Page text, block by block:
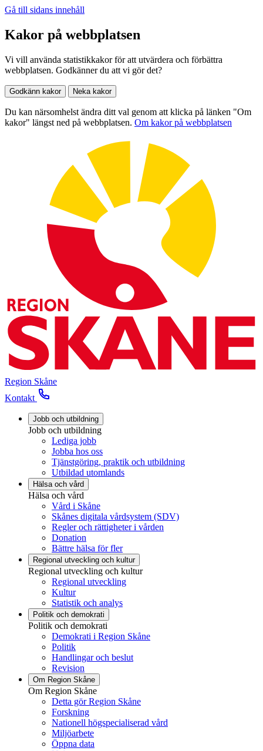
Gå till sidans innehåll
Kakor på webbplatsen
Vi vill använda statistikkakor för att utvärdera och förbättra
webbplatsen. Godkänner du att vi gör det?
Godkänn kakor Neka kakor
Du kan närsomhelst ändra ditt val genom att klicka på länken "Om
kakor" längst ned på webbplatsen. Om kakor på webbplatsen
Region Skåne
Kontakt
Jobb och utbildning
Jobb och utbildning
Lediga jobb
Jobba hos oss
Tjänstgöring, praktik och utbildning
Utbildad utomlands
Hälsa och vård
Hälsa och vård
Vård i Skåne
Skånes digitala vårdsystem (SDV)
Regler och rättigheter i vården
Donation
Bättre hälsa för fler
Regional utveckling och kultur
Regional utveckling och kultur
Regional utveckling
Kultur
Statistik och analys
Politik och demokrati
Politik och demokrati
Demokrati i Region Skåne
Politik
Handlingar och beslut
Revision
Om Region Skåne
Om Region Skåne
Detta gör Region Skåne
Forskning
Nationell högspecialiserad vård
Miljöarbete
Öppna data